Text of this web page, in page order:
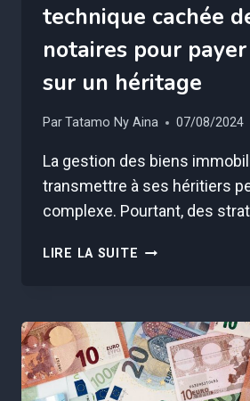
technique cachée
notaires pour
sur un héritage
ParTatamo Ny Aina 07/08/2024
La gestion des biens
transmettre à ses héritiers
complexe. Pourtant, des
LIRE LA SUITE FRAIS
VOICI
LA
TECHNIQUE
CACHÉE